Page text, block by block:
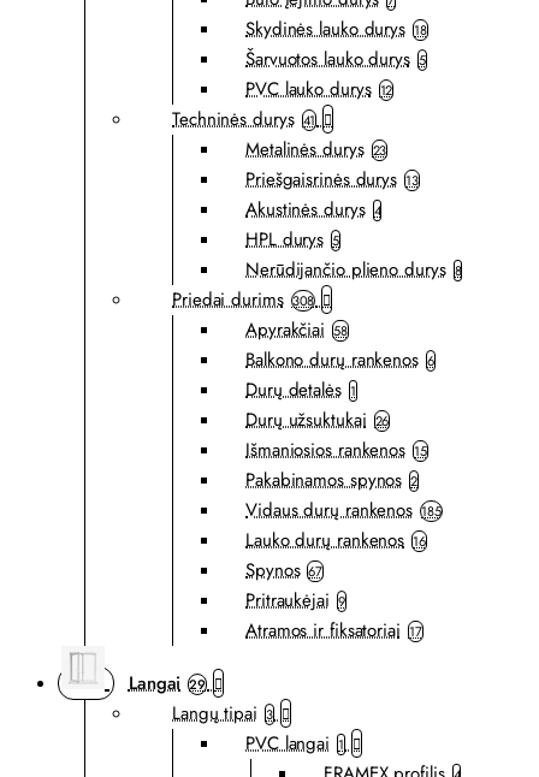
Skydinės lauko durys 18
Šarvuotos lauko durys 5
PVC lauko durys 12
Techninės durys 41
Metalinės durys 23
Priešgaisrinės durys 13
Akustinės durys 4
HPL durys 5
Nerūdijančio plieno durys 8
Priedai durims 308
Apyrakčiai 58
Balkono durų rankenos 6
Durų detalės 1
Durų užsuktukai 26
Išmaniosios rankenos 15
Pakabinamos spynos 2
Vidaus durų rankenos 185
Lauko durų rankenos 16
Spynos 67
Pritraukėjai 9
Atramos ir fiksatoriai 17
Langai 29
Langų tipai 3
PVC langai 1